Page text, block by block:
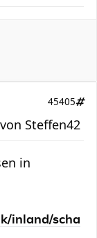
45405
von Steffen42
in
inland/scha